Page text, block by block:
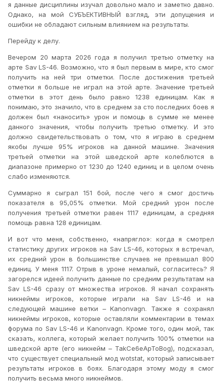
я данные дисциплины изучал довольно мало и заметно давно.
Однако, на мой СУБЪЕКТИВНЫЙ взгляд, эти допущения и
ошибки не обладают сильным влиянием на результаты.
Перейду к делу.
Вечером 20 марта 2026 года я получил третью отметку на
арте Sav LS-46. Возможно, что я был первым в мире, кто смог
получить на ней три отметки. После достижения третьей
отметки я больше не играл на этой арте. Значение третьей
отметки в этот день было равно 1238 единицам. Как я
понимаю, это значило, что в среднем за сто последних боев я
должен был «наносить» урон и помощь в сумме не менее
данного значения, чтобы получить третью отметку. И это
должно свидетельствовать о том, что я играю в среднем
якобы лучше 95% игроков на данной машине. Значения
третьей отметки на этой шведской арте колеблются в
диапазоне примерно от 1230 до 1240 единиц и в целом очень
слабо изменяются.
Суммарно я сыграл 151 бой, после чего я смог достичь
показателя в 95,05% отметки. Мой средний урон после
получения третьей отметки равен 1117 единицам, а средняя
помощь равна 128 единицам.
И вот что меня, собственно, «напрягло»: когда я смотрел
статистику других игроков на Sav LS-46, которых я встречал,
их средний урон в большинстве случаев не превышал 800
единиц. У меня 1117. Отрыв в уроне немалый, согласитесь? Я
загорелся идеей получить данные по средним результатам на
Sav LS-46 сразу от множества игроков. Я начал сохранять
никнеймы игроков, которые играли на Sav LS-46 и на
следующей машине ветки –Kanonvagn. Также я сохранял
никнеймы игроков, которые оставляли комментарии в темах
форума по Sav LS-46 и Kanonvagn. Кроме того, один мой, так
сказать, коллега, который желает получить 100% отметки на
шведской арте (его никнейм – TakCe6eApToBog), подсказал,
что существует специальный мод wotstat, который записывает
результаты игроков в боях. Благодаря этому моду я смог
получить весьма много никнеймов.